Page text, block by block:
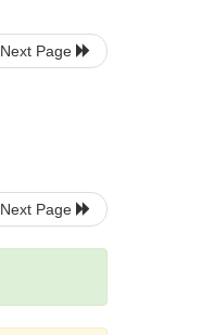
Next Page
Next Page